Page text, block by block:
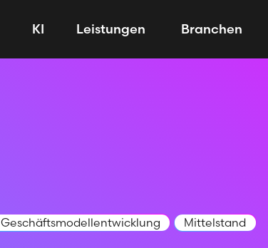
KI Leistungen Branchen
Geschäftsmodellentwicklung Mittelstand